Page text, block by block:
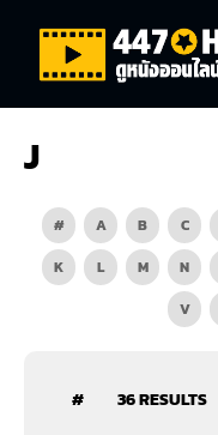
J
# A B C
K
L M N
V
# 36 RESULTS